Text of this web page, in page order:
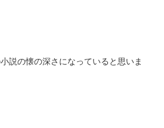
説の懐の深さになっていると思いま